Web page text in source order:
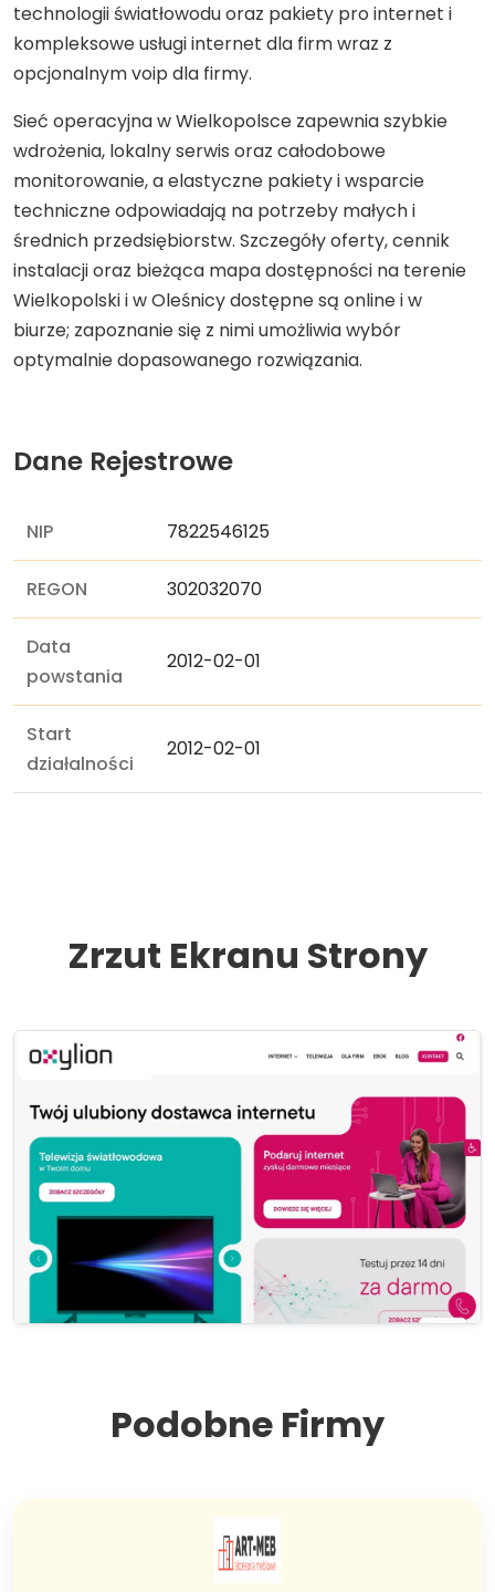
technologii światłowodu oraz pakiety pro internet i
kompleksowe usługi internet dla firm wraz z
opcjonalnym voip dla firmy.
Sieć operacyjna w Wielkopolsce zapewnia szybkie
wdrożenia, lokalny serwis oraz całodobowe
monitorowanie, a elastyczne pakiety i wsparcie
techniczne odpowiadają na potrzeby małych i
średnich przedsiębiorstw. Szczegóły oferty, cennik
instalacji oraz bieżąca mapa dostępności na terenie
Wielkopolski i w Oleśnicy dostępne są online i w
biurze; zapoznanie się z nimi umożliwia wybór
optymalnie dopasowanego rozwiązania.
Dane Rejestrowe
NIP 7822546125
REGON 302032070
Data
powstania
2012-02-01
Start
działalności
2012-02-01
Zrzut Ekranu Strony
Podobne Firmy